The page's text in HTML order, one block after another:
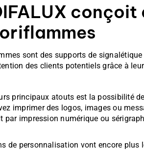
sont des supports de
des clients potentiels grâce à
principaux atouts est la possibilité
imprimer des logos, images ou
par impression numérique ou
de personnalisation vont encore plus